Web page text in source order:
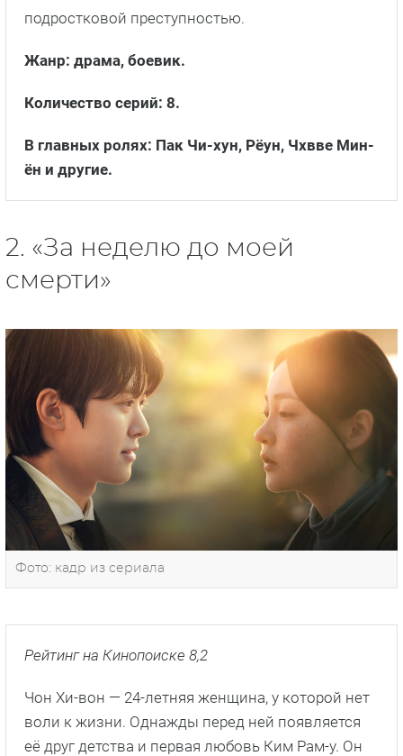
подростковой преступностью.
Жанр: драма, боевик.
Количество серий: 8.
В главных ролях: Пак Чи-хун, Рёун, Чхвве Мин-
ён и другие.
2. «За неделю до моей
смерти»
Фото: кадр из сериала
Рейтинг на Кинопоиске 8,2
Чон Хи-вон — 24-летняя женщина, у которой нет
воли к жизни. Однажды перед ней появляется
её друг детства и первая любовь Ким Рам-у. Он